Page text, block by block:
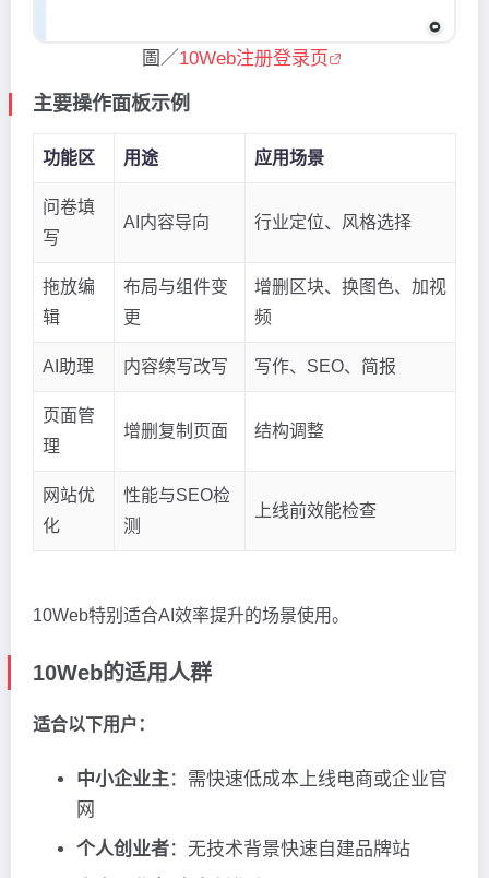
圖／10Web注册登录页
主要操作面板示例
功能区 用途 应用场景
问卷填
写
AI内容导向 行业定位、风格选择
拖放编
辑
布局与组件变
更
增删区块、换图色、加视
频
AI助理 内容续写改写 写作、SEO、简报
页面管
理
增删复制页面 结构调整
网站优
化
性能与SEO检
测
上线前效能检查
10Web特别适合AI效率提升的场景使用。
10Web的适用人群
适合以下用户：
中小企业主：需快速低成本上线电商或企业官
网
个人创业者：无技术背景快速自建品牌站